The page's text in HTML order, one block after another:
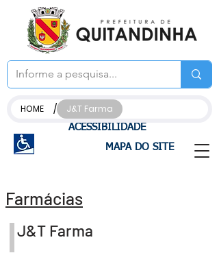
ACESSIBILIDADE
MAPA DO SITE
HOME / J&T Farma
Farmácias
J&T Farma